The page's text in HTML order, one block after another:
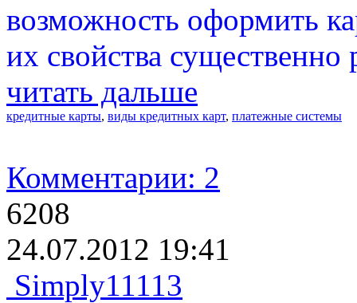
возможность оформить
их свойства существенно
читать дальше
кредитные карты, виды кредитных карт, платежные системы
Комментарии: 2
6208
24.07.2012 19:41
Simply11113